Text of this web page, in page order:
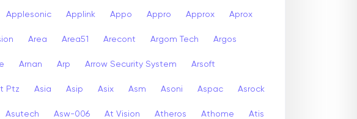
Applesonic Applink Appo Appro Approx Aprox
Area Area51 Arecont Argom Tech Argos
Arnan Arp Arrow Security System Arsoft
Ptz Asia Asip Asix Asm Asoni Aspac Asrock
Asutech Asw-006 At Vision Atheros Athome Atis